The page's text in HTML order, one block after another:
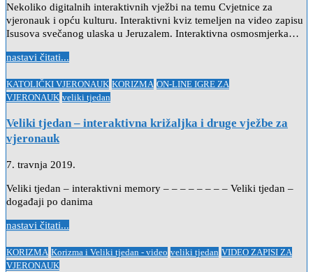
Nekoliko digitalnih interaktivnih vježbi na temu Cvjetnice za
vjeronauk i opću kulturu. Interaktivni kviz temeljen na video zapisu
Isusova svečanog ulaska u Jeruzalem. Interaktivna osmosmjerka…
nastavi čitati...
Posted
in
KATOLIČKI VJERONAUK KORIZMA ON-LINE IGRE ZA
VJERONAUK veliki tjedan
Veliki tjedan – interaktivna križaljka i druge vježbe za
vjeronauk
7. travnja 2019.
Veliki tjedan – interaktivni memory – – – – – – – – Veliki tjedan –
događaji po danima
nastavi čitati...
Posted
in
KORIZMA Korizma i Veliki tjedan - video veliki tjedan VIDEO ZAPISI ZA
VJERONAUK